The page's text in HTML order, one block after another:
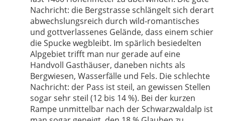
Nachricht: die Bergstrasse schlängelt sich derart
abwechslungsreich durch wild-romantisches
und gottverlassenes Gelände, dass einem schier
die Spucke wegbleibt. Im spärlich besiedelten
Alpgebiet trifft man nur gerade auf eine
Handvoll Gasthäuser, daneben nichts als
Bergwiesen, Wasserfälle und Fels. Die schlechte
Nachricht: der Pass ist steil, an gewissen Stellen
sogar sehr steil (12 bis 14 %). Bei der kurzen
Rampe unmittelbar nach der Schwarzwaldalp ist